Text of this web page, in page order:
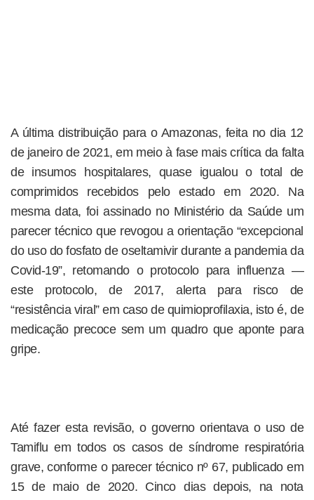
A última distribuição para o Amazonas, feita no dia 12
de janeiro de 2021, em meio à fase mais crítica da falta
de insumos hospitalares, quase igualou o total de
comprimidos recebidos pelo estado em 2020. Na
mesma data, foi assinado no Ministério da Saúde um
parecer técnico que revogou a orientação “excepcional
do uso do fosfato de oseltamivir durante a pandemia da
Covid-19”, retomando o protocolo para influenza —
este protocolo, de 2017, alerta para risco de
“resistência viral” em caso de quimioprofilaxia, isto é, de
medicação precoce sem um quadro que aponte para
gripe.
Até fazer esta revisão, o governo orientava o uso de
Tamiflu em todos os casos de síndrome respiratória
grave, conforme o parecer técnico nº 67, publicado em
15 de maio de 2020. Cinco dias depois, na nota